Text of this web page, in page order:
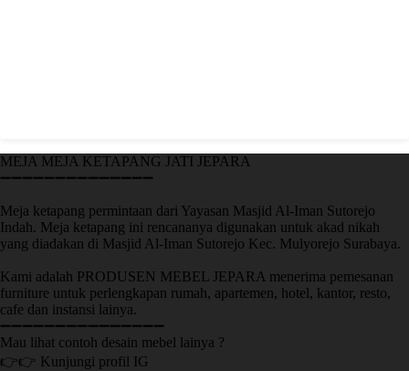
MEJA MEJA KETAPANG JATI JEPARA
➖➖➖➖➖➖➖➖➖➖➖➖➖➖
Meja ketapang permintaan dari Yayasan Masjid Al-Iman Sutorejo
Indah. Meja ketapang ini rencananya digunakan untuk akad nikah
yang diadakan di Masjid Al-Iman Sutorejo Kec. Mulyorejo Surabaya.
Kami adalah PRODUSEN MEBEL JEPARA menerima pemesanan
furniture untuk perlengkapan rumah, apartemen, hotel, kantor, resto,
cafe dan instansi lainya.
➖➖➖➖➖➖➖➖➖➖➖➖➖➖➖
Mau lihat contoh desain mebel lainya ?
👉👉 Kunjungi profil IG